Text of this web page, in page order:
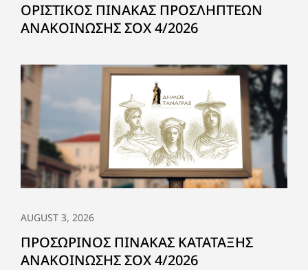
ΟΡΙΣΤΙΚΟΣ ΠΙΝΑΚΑΣ ΠΡΟΣΛΗΠΤΕΩΝ
ΑΝΑΚΟΙΝΩΣΗΣ ΣΟΧ 4/2026
AUGUST 3, 2026
ΠΡΟΣΩΡΙΝΟΣ ΠΙΝΑΚΑΣ ΚΑΤΑΤΑΞΗΣ
ΑΝΑΚΟΙΝΩΣΗΣ ΣΟΧ 4/2026